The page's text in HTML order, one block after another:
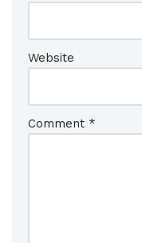
Website
Comment *